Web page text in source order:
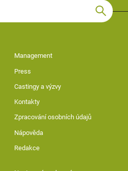
Management
Press
Castingy a výzvy
Kontakty
Zpracování osobních údajů
Nápověda
Redakce